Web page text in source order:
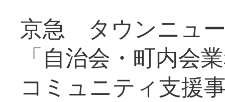
京急 タウンニュ
「自治会・町内会
コミュニティ支援